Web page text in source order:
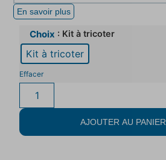
En savoir plus
Choix : Kit à tricoter
Kit à tricoter
Effacer
AJOUTER AU PANIER